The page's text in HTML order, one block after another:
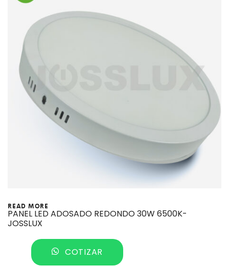
READ MORE
PANEL LED ADOSADO REDONDO 30W 6500K-
JOSSLUX
COTIZAR